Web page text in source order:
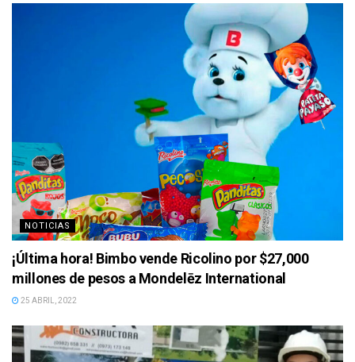
NOTICIAS
¡Última hora! Bimbo vende Ricolino por $27,000
millones de pesos a Mondelēz International
25 ABRIL, 2022